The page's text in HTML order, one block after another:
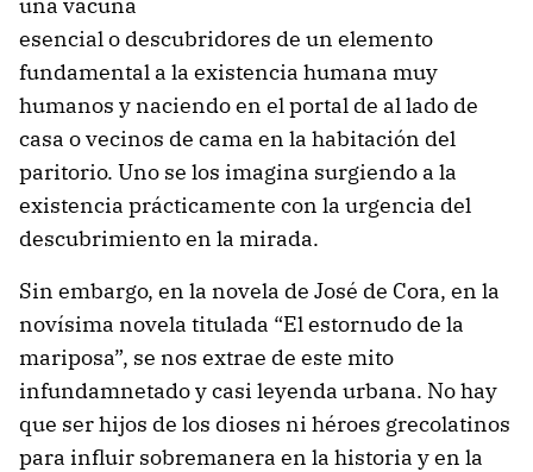
esencial o descubridores de un elemento
fundamental a la existencia humana muy
humanos y naciendo en el portal de al lado de
casa o vecinos de cama en la habitación del
paritorio. Uno se los imagina surgiendo a la
existencia prácticamente con la urgencia del
descubrimiento en la mirada.
Sin embargo, en la novela de José de Cora, en la
novísima novela titulada “El estornudo de la
mariposa”, se nos extrae de este mito
infundamnetado y casi leyenda urbana. No hay
que ser hijos de los dioses ni héroes grecolatinos
para influir sobremanera en la historia y en la